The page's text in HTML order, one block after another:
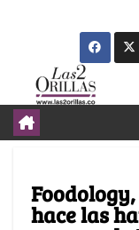
hace las